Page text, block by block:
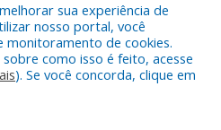
Prefeitura Municipal de Santarém
Novo.
Administrativa
sua experiência de
nosso portal, você
monitoramento de cookies.
como isso é feito, acesse
). Se você concorda, clique em